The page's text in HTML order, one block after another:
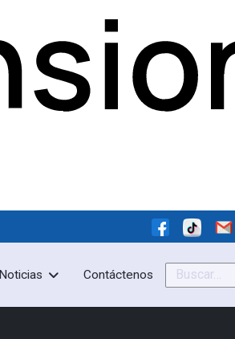
Noticias Contáctenos Buscar